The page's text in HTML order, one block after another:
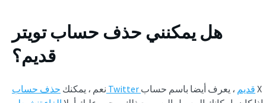
هل يمكنني حذف حساب تويتر
قديم؟
نعم ، يمكنك حذف حساب Twitter قديم ، يعرف أيضا باسم حساب X